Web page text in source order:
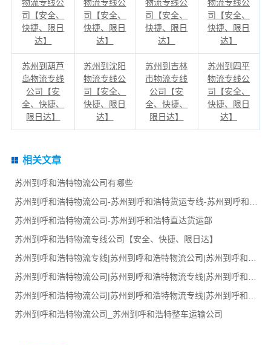
物流专线公
司【安全、
快捷、限日
达】
物流专线公
司【安全、
快捷、限日
达】
物流专线公
司【安全、
快捷、限日
达】
物流专线公
司【安全、
快捷、限日
达】
苏州到葫芦
岛物流专线
公司【安
全、快捷、
限日达】
苏州到沈阳
物流专线公
司【安全、
快捷、限日
达】
苏州到吉林
市物流专线
公司【安
全、快捷、
限日达】
苏州到四平
物流专线公
司【安全、
快捷、限日
达】
相关文章
苏州到呼和浩特物流公司有哪些
苏州到呼和浩特物流公司-苏州到呼和浩特直达货运部
苏州到呼和浩特物流专线公司【安全、快捷、限日达】
苏州到呼和浩特物流公司_苏州到呼和浩特整车运输公司